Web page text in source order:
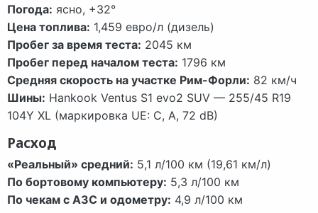
Погода: ясно, +32°
Цена топлива: 1,459 евро/л (дизель)
Пробег за время теста: 2045 км
Пробег перед началом теста: 1796 км
Средняя скорость на участке Рим-Форли: 82 км/ч
Шины: Hankook Ventus S1 evo2 SUV — 255/45 R19
104Y XL (маркировка UE: C, A, 72 dB)
Расход
«Реальный» средний: 5,1 л/100 км (19,61 км/л)
По бортовому компьютеру: 5,3 л/100 км
По чекам с АЗС и одометру: 4,9 л/100 км